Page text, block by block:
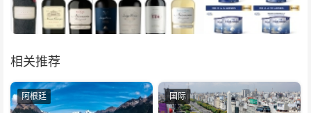
相关推荐
阿根廷 国际